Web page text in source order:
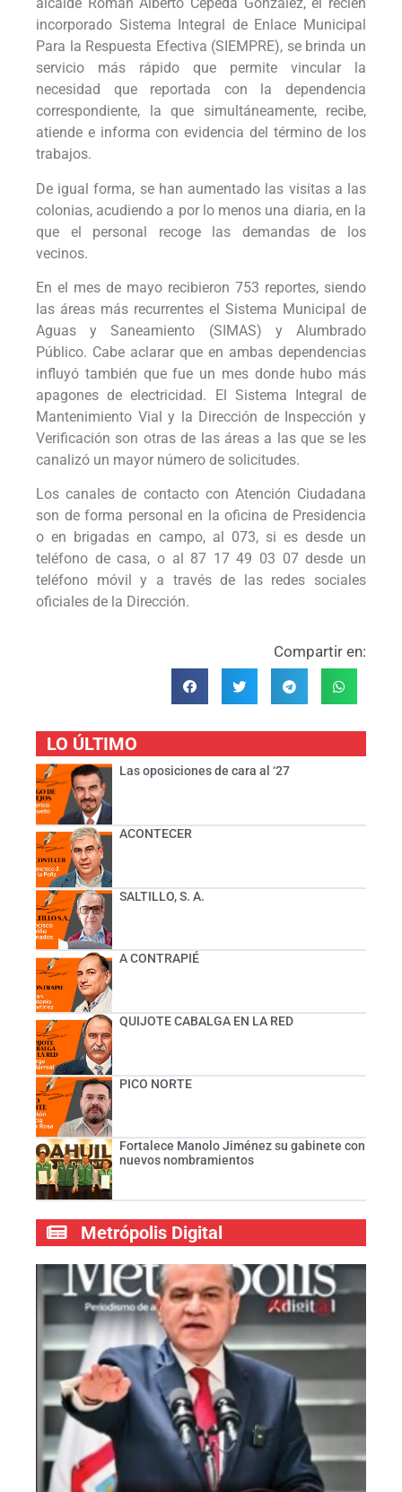
incorporado Sistema Integral de Enlace Municipal
Para la Respuesta Efectiva (SIEMPRE), se brinda un
servicio más rápido que permite vincular la
necesidad que reportada con la dependencia
correspondiente, la que simultáneamente, recibe,
atiende e informa con evidencia del término de los
trabajos.
De igual forma, se han aumentado las visitas a las
colonias, acudiendo a por lo menos una diaria, en la
que el personal recoge las demandas de los
vecinos.
En el mes de mayo recibieron 753 reportes, siendo
las áreas más recurrentes el Sistema Municipal de
Aguas y Saneamiento (SIMAS) y Alumbrado
Público. Cabe aclarar que en ambas dependencias
influyó también que fue un mes donde hubo más
apagones de electricidad. El Sistema Integral de
Mantenimiento Vial y la Dirección de Inspección y
Verificación son otras de las áreas a las que se les
canalizó un mayor número de solicitudes.
Los canales de contacto con Atención Ciudadana
son de forma personal en la oficina de Presidencia
o en brigadas en campo, al 073, si es desde un
teléfono de casa, o al 87 17 49 03 07 desde un
teléfono móvil y a través de las redes sociales
oficiales de la Dirección.
Compartir en:
LO ÚLTIMO
Las oposiciones de cara al ‘27
ACONTECER
SALTILLO, S. A.
A CONTRAPIÉ
QUIJOTE CABALGA EN LA RED
PICO NORTE
Fortalece Manolo Jiménez su gabinete con
nuevos nombramientos
Metrópolis Digital